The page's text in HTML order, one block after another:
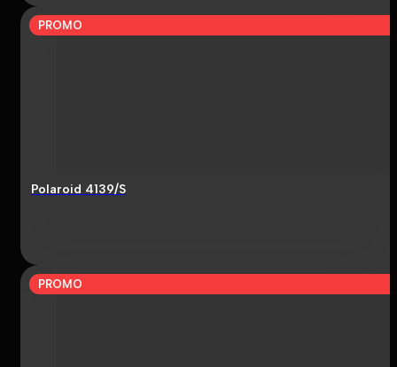
PROMO
Polaroid 4139/S
PROMO